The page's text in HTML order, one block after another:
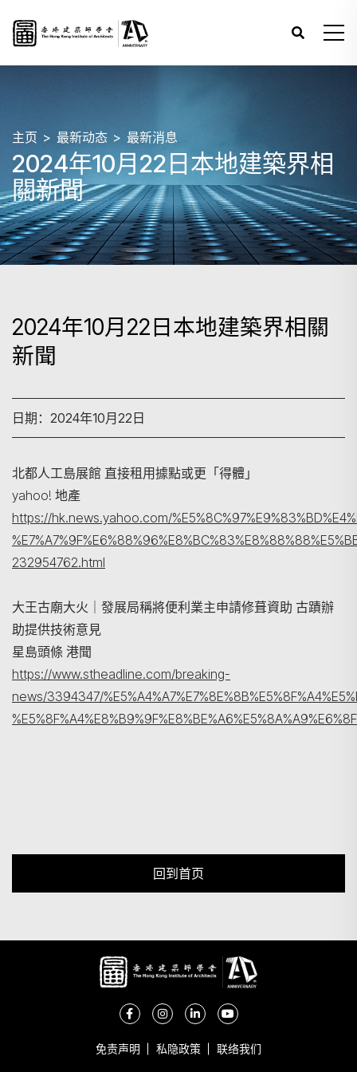
主页 最新动态 最新消息
2024年10月22日本地建築界相
關新聞
2024年10月22日本地建築界相關
新聞
日期：2024年10月22日
北都人工島展館 直接租用據點或更「得體」
yahoo! 地產
https://hk.news.yahoo.com/
232954762.html
大王古廟大火｜發展局稱將便利業主申請修葺資助 古蹟辦
助提供技術意見
星島頭條 港聞
https://www.stheadline.com/breaking-
news/3394347/
回到首页
免责声明 私隐政策 联络我们